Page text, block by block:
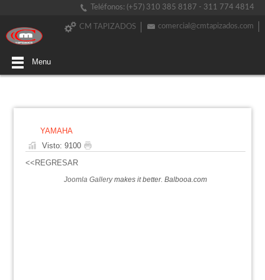
Teléfonos: (+57) 310 385 8187 - 311 774 4814
comercial@cmtapizados.com
CM TAPIZADOS
Menu
YAMAHA
Visto: 9100
<<REGRESAR
Joomla Gallerymakes it better. Balbooa.com